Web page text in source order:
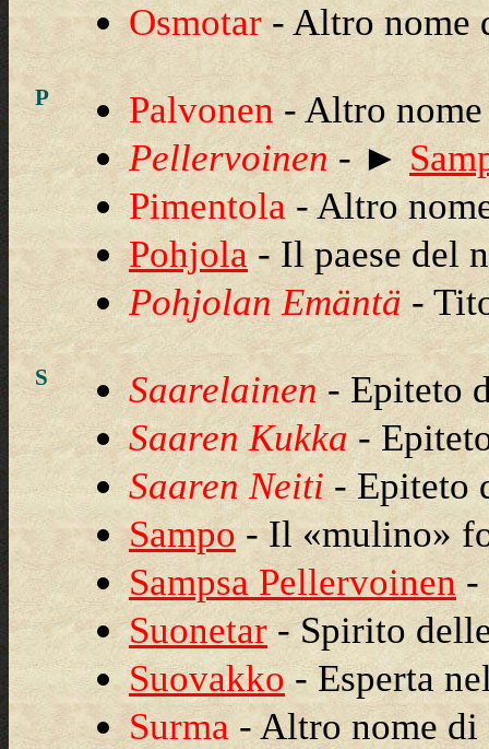
Osmotar- Altro
P Palvonen- Altro
Pellervoinen- ►
Pimentola - Altro
Pohjola- Il paese del
Pohjolan Emäntä-
S Saarelainen- Epiteto
Saaren Kukka-
Saaren Neiti-
Sampo - Il «mulino»
Sampsa Pellervoinen-
Suonetar- Spirito
Suovakko - Esperta
Surma - Altro nome